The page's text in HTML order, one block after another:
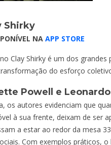
Shirky
NA APP STORE
Clay Shirky é um dos
do esforço
Powell e
os autores evidenciam que
à sua frente, deixam de ser
a estar ao redor da mesa
Com exemplos práticos,